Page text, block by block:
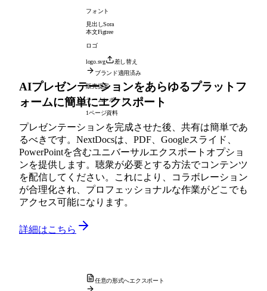
フォント
見出しSora
本文Figtree
ロゴ
logo.svg
差し替え
ブランド適用済み
販売提案
チームレポート
1ページ資料
AIプレゼンテーションをあらゆるプラットフ
ォームに簡単にエクスポート
プレゼンテーションを完成させた後、共有は簡単であ
るべきです。NextDocsは、PDF、Googleスライド、
PowerPointを含むユニバーサルエクスポートオプショ
ンを提供します。聴衆が必要とする方法でコンテンツ
を配信してください。これにより、コラボレーション
が合理化され、プロフェッショナルな作業がどこでも
アクセス可能になります。
詳細はこちら
任意の形式へエクスポート